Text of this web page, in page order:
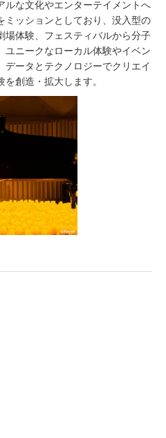
ルな文化やエンターテイメントへ
ミッションとしており、没入型の
場体験、フェスティバルから分子
ユニークなローカル体験やイベン
データとテクノロジーでクリエイ
創造・拡大します。